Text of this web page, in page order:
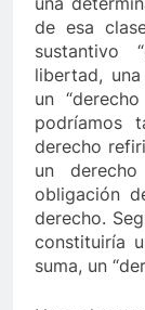
de esa
sustantivo
libertad,
un
podríamos
derecho
un
obligación
derecho.
constituiría
suma, un